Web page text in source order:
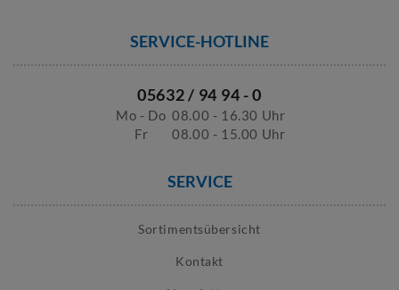
SERVICE-HOTLINE
05632 / 94 94 - 0
Mo - Do 08.00 - 16.30 Uhr
Fr
08.00 - 15.00 Uhr
SERVICE
Sortimentsübersicht
Kontakt